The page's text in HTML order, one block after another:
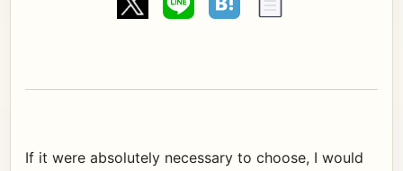
If it were absolutely necessary to choose, I would